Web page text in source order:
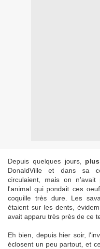
Depuis quelques jours,
DonaldVille et dans sa
circulaient, mais on n'avait
l'animal qui pondait ces
coquille très dure. Les
étaient sur les dents,
avait apparu très près de ce
Eh bien, depuis hier soir,
éclosent un peu partout, et